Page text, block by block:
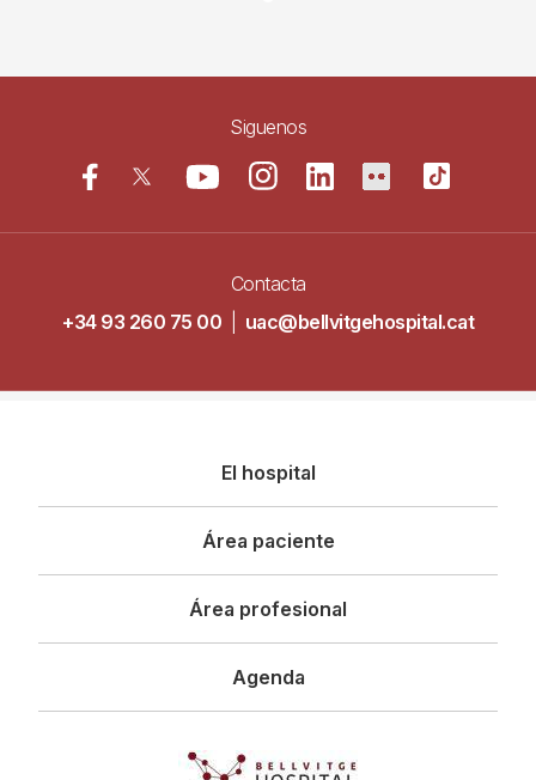
Siguenos
Contacta
+34 93 260 75 00
uac@bellvitgehospital.cat
principal
El hospital
Área paciente
Área profesional
Agenda